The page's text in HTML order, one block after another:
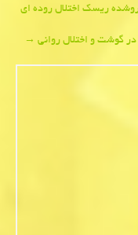
ریسك اختلال روده ای
در گوشت و اختلال روانی→